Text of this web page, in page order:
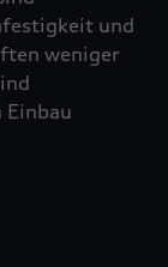
und
weniger